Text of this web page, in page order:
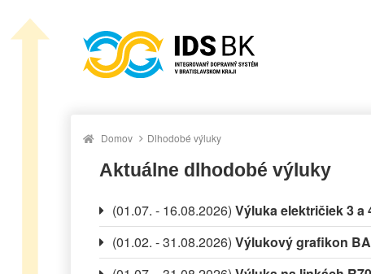
Domov Dlhodobé výluky
Aktuálne dlhodobé výluky
(01.07. - 16.08.2026) Výluka električiek 3 a
(01.02. - 31.08.2026) Výlukový grafikon